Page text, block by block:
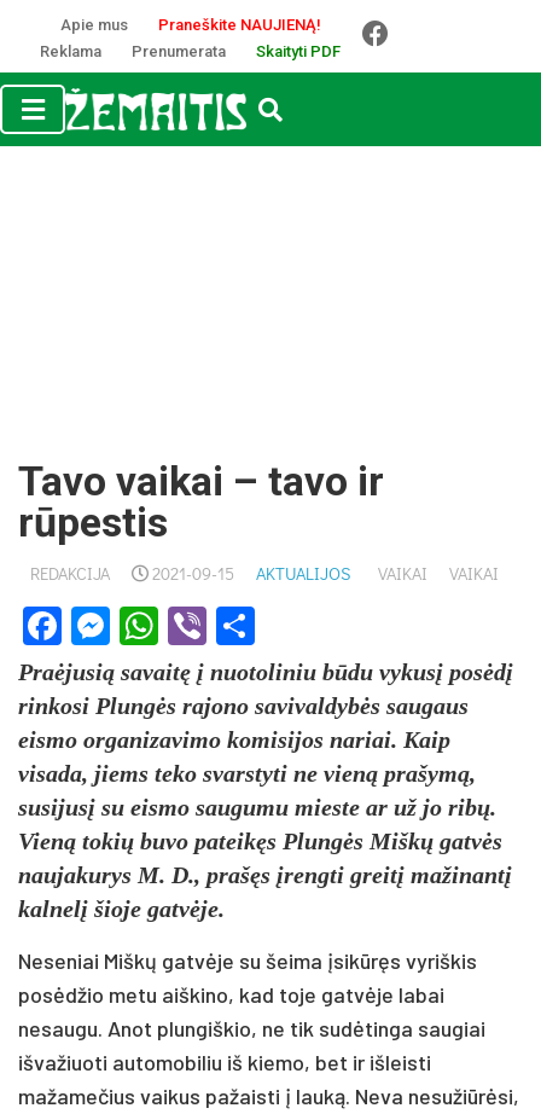
Apie mus
Praneškite NAUJIENĄ!
Reklama
Prenumerata Skaityti PDF
Tavo vaikai – tavo ir
rūpestis
REDAKCIJA 2021-09-15 AKTUALIJOS VAIKAI VAIKAI
Facebook
Messenger
WhatsApp
Viber
Praėjusią savaitę į nuotoliniu būdu vykusį posėdį
rinkosi Plungės rajono savivaldybės saugaus
eismo organizavimo komisijos nariai. Kaip
visada, jiems teko svarstyti ne vieną prašymą,
susijusį su eismo saugumu mieste ar už jo ribų.
Vieną tokių buvo pateikęs Plungės Miškų gatvės
naujakurys M. D., prašęs įrengti greitį mažinantį
kalnelį šioje gatvėje.
Neseniai Miškų gatvėje su šeima įsikūręs vyriškis
posėdžio metu aiškino, kad toje gatvėje labai
nesaugu. Anot plungiškio, ne tik sudėtinga saugiai
išvažiuoti automobiliu iš kiemo, bet ir išleisti
mažamečius vaikus pažaisti į lauką. Neva nesužiūrėsi,